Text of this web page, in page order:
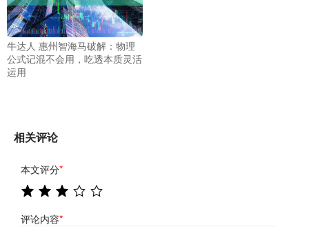
牛达人 惠州智海马破解：物理
公式记混不会用，吃透本质灵活
运用
相关评论
本文评分*
评论内容*